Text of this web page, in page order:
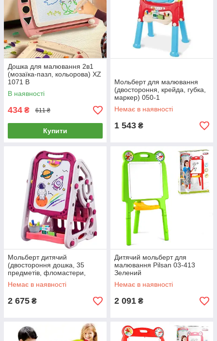
Дошка для малювання 2в1
(мозаїка-пазл, кольорова) XZ
1071 B
В наявності
434 ₴ 611 ₴
Купити
Мольберт для малювання
(двостороння, крейда, губка,
маркер) 050-1
Немає в наявності
1 543 ₴
Мольберт дитячий
(двостороння дошка, 35
предметів, фломастери,
крейда, магніти, склянка)
050-24 L
Немає в наявності
2 675 ₴
Дитячий мольберт для
малювання Pilsan 03-413
Зелений
Немає в наявності
2 091 ₴